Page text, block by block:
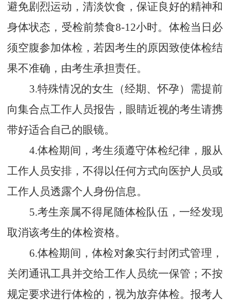
避免剧烈运动，清淡饮食，保证良好的精神和
身体状态，受检前禁食8-12小时。体检当日必
须空腹参加体检，若因考生的原因致使体检结
果不准确，由考生承担责任。
3.特殊情况的女生（经期、怀孕） 需提前
向集合点工作人员报告 ， 眼睛近视的考生请携
带好适合自己的眼镜。
4.体检期间，考生须遵守体检纪律 ，服从
工作人员安排，不得以任何方式向医护人员或
工作人员透露个人身份信息。
5.考生亲属不得尾随体检队伍，一经发现
取消该考生的体检资格。
6.体检期间，体检对象实行封闭式管理，
关闭通讯工具并交给工作人员统一保管；不按
规定要求进行体检的，视为放弃体检。报考人